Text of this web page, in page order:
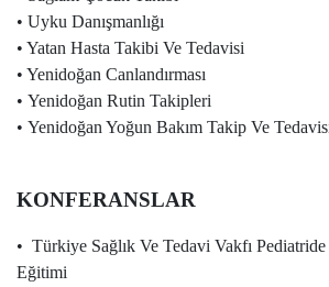
• Uyku Danışmanlığı
• Yatan Hasta Takibi Ve Tedavisi
• Yenidoğan Canlandırması
• Yenidoğan Rutin Takipleri
• Yenidoğan Yoğun Bakım Takip Ve
KONFERANSLAR
• Türkiye Sağlık Ve Tedavi Vakfı
Eğitimi